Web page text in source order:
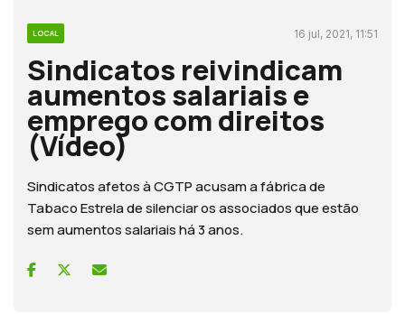
LOCAL 16 jul, 2021, 11:51
Sindicatos reivindicam
aumentos salariais e
emprego com direitos
(Vídeo)
Sindicatos afetos à CGTP acusam a fábrica de
Tabaco Estrela de silenciar os associados que estão
sem aumentos salariais há 3 anos.